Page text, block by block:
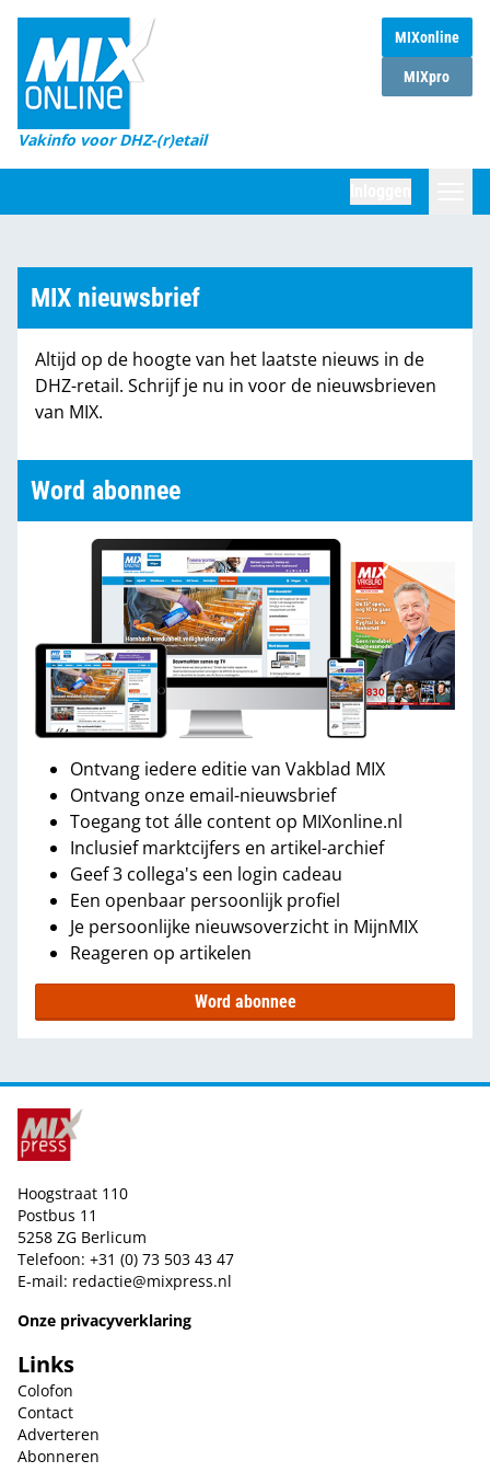
MIXonline
MIXpro
Vakinfo voor DHZ-(r)etail
Home
Magazines
DHZ Sessie
Marktcijfers
Partners
MIX nieuwsbrief
Altijd op de hoogte van het laatste nieuws in de
DHZ-retail. Schrijf je nu in voor de nieuwsbrieven
van MIX.
Word abonnee
Ontvang iedere editie van Vakblad MIX
Ontvang onze email-nieuwsbrief
Toegang tot álle content op MIXonline.nl
Inclusief marktcijfers en artikel-archief
Geef 3 collega's een login cadeau
Een openbaar persoonlijk profiel
Je persoonlijke nieuwsoverzicht in MijnMIX
Reageren op artikelen
Word abonnee
Hoogstraat 110
Postbus 11
5258 ZG Berlicum
Telefoon: +31 (0) 73 503 43 47
E-mail: redactie@mixpress.nl
Onze privacyverklaring
Links
Colofon
Contact
Adverteren
Abonneren